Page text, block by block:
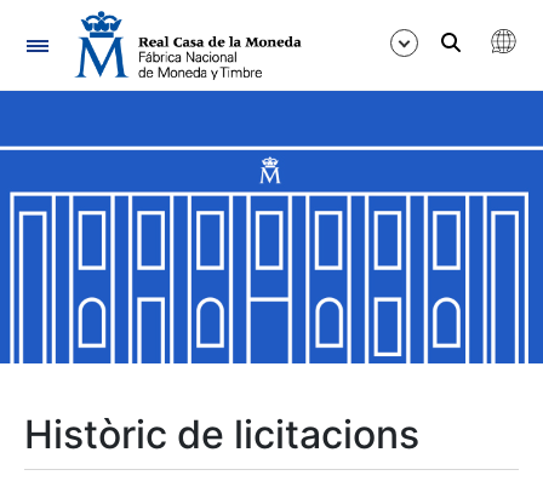
Navegació
Mostra/Amaga
Mostra/Amaga
Mostra/Amaga
Històric de licitacions